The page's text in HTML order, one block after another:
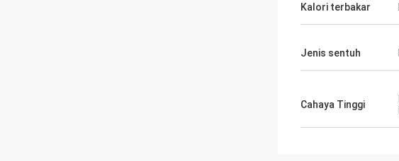
Kalori terbakar
Jenis sentuh
Cahaya Tinggi